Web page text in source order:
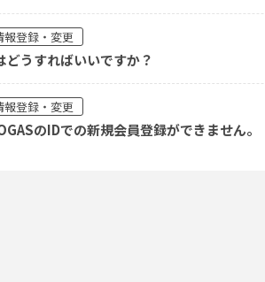
報登録・変更
どうすればいいですか？
報登録・変更
のIDでの新規会員登録ができません。